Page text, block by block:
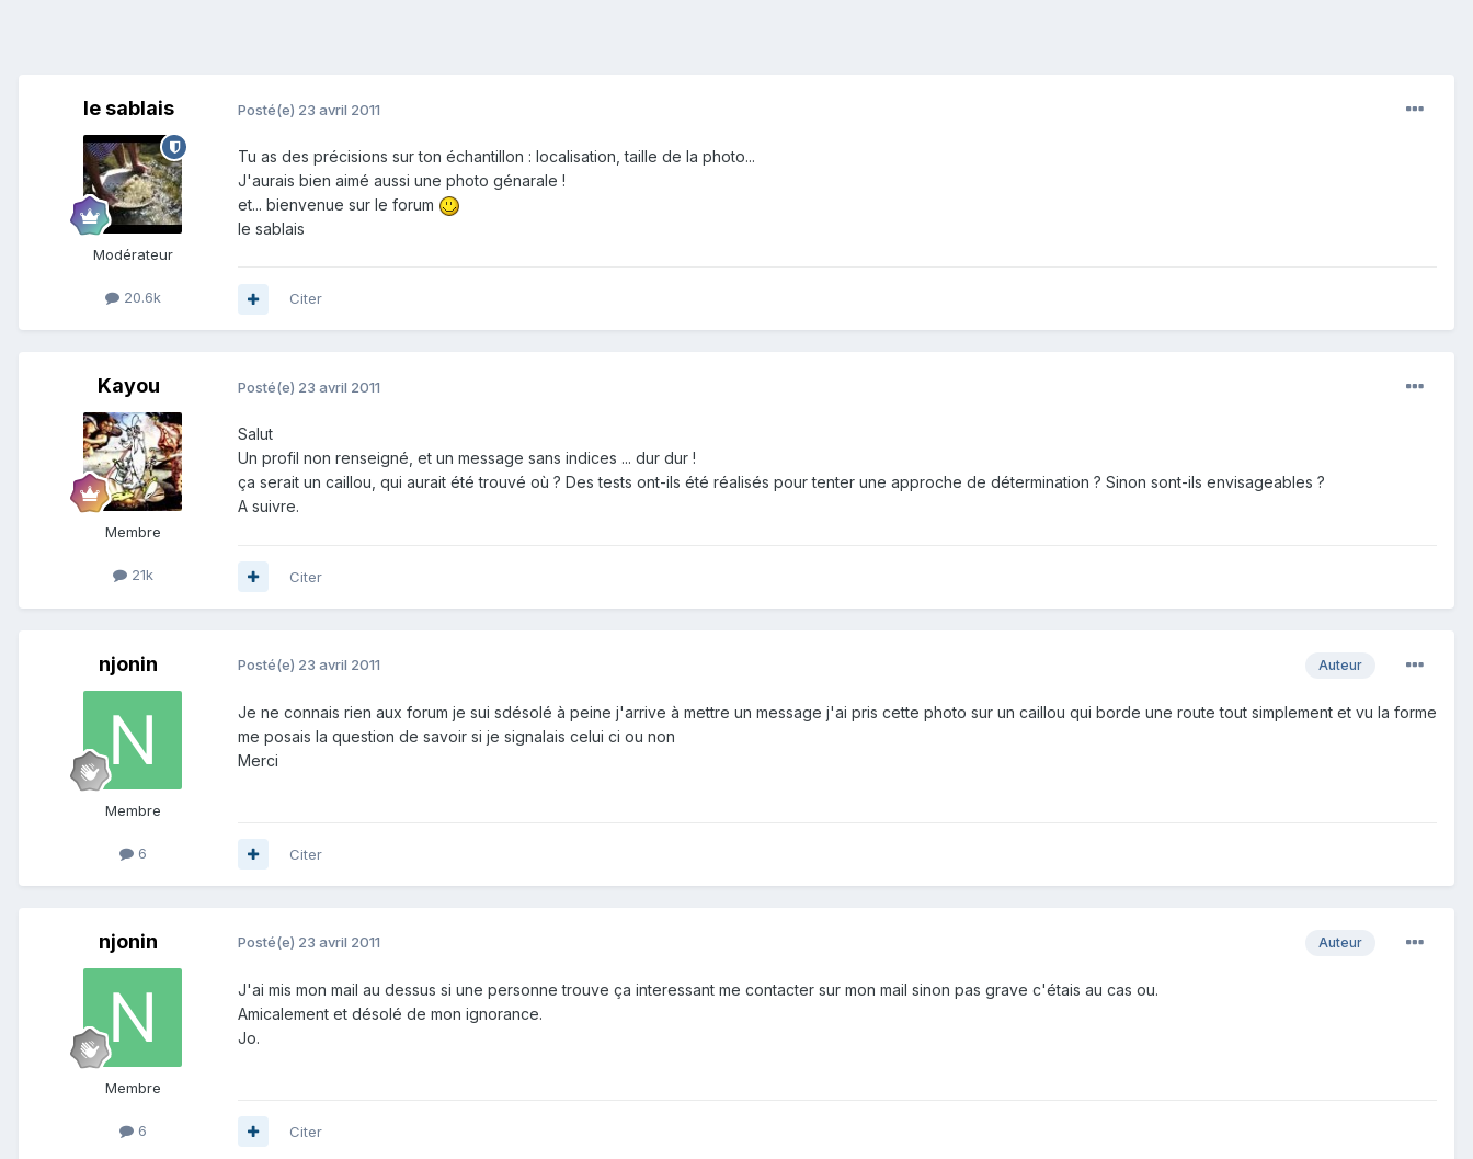
le sablais
Modérateur
20.6k
Posté(e) 23 avril 2011
Tu as des précisions sur ton échantillon : localisation, taille de la photo...
J'aurais bien aimé aussi une photo génarale !
et... bienvenue sur le forum
le sablais
Citer
Kayou
Membre
21k
Posté(e) 23 avril 2011
Salut
Un profil non renseigné, et un message sans indices ... dur dur !
ça serait un caillou, qui aurait été trouvé où ? Des tests ont-ils été réalisés pour tenter une approche de détermination ? Sinon sont-ils envisageables ?
A suivre.
Citer
njonin
Membre
6
Auteur
Posté(e) 23 avril 2011
Je ne connais rien aux forum je sui sdésolé à peine j'arrive à mettre un message j'ai pris cette photo sur un caillou qui borde une route tout simplement et vu la forme
me posais la question de savoir si je signalais celui ci ou non
Merci
Citer
njonin
Membre
6
Auteur
Posté(e) 23 avril 2011
J'ai mis mon mail au dessus si une personne trouve ça interessant me contacter sur mon mail sinon pas grave c'étais au cas ou.
Amicalement et désolé de mon ignorance.
Jo.
Citer